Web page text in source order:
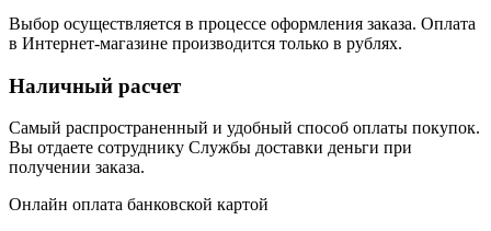
Выбор осуществляется в процессе оформления заказа. Оплата
в Интернет-магазине производится только в рублях.
Наличный расчет
Самый распространенный и удобный способ оплаты покупок.
Вы отдаете сотруднику Службы доставки деньги при
получении заказа.
Онлайн оплата банковской картой